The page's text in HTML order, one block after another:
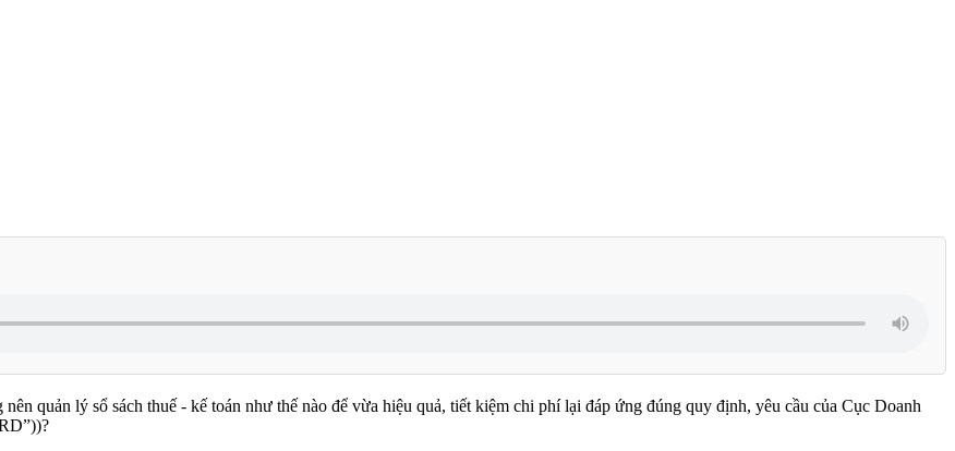
quản lý sổ sách thuế - kế toán như thế nào để vừa hiệu quả, tiết kiệm chi phí lại đáp ứng đúng quy định, yêu cầu của Cục Doanh